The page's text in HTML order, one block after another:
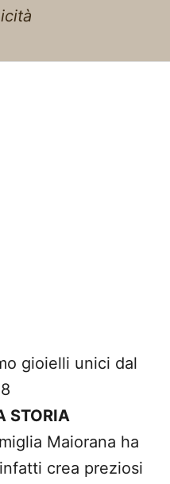
gioielli unici dal
STORIA
Maiorana ha
crea preziosi